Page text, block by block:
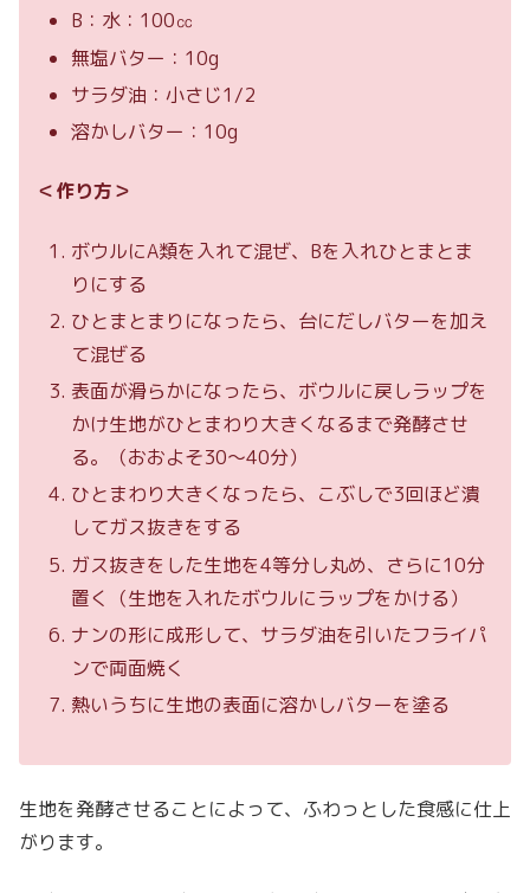
B：水：100㏄
無塩バター：10g
サラダ油：小さじ1/2
溶かしバター：10g
＜作り方＞
ボウルにA類を入れて混ぜ、Bを入れひとまとま
りにする
ひとまとまりになったら、台にだしバターを加え
て混ぜる
表面が滑らかになったら、ボウルに戻しラップを
かけ生地がひとまわり大きくなるまで発酵させ
る。（おおよそ30～40分）
ひとまわり大きくなったら、こぶしで3回ほど潰
してガス抜きをする
ガス抜きをした生地を4等分し丸め、さらに10分
置く（生地を入れたボウルにラップをかける）
ナンの形に成形して、サラダ油を引いたフライパ
ンで両面焼く
熱いうちに生地の表面に溶かしバターを塗る
生地を発酵させることによって、ふわっとした食感に仕上
がります。